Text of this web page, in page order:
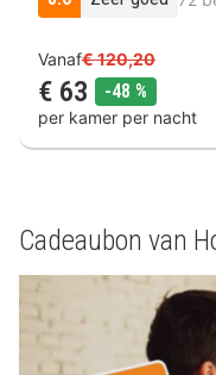
Vanaf€ 120,20
€ 63 -48 %
per kamer per nacht
Cadeaubon van